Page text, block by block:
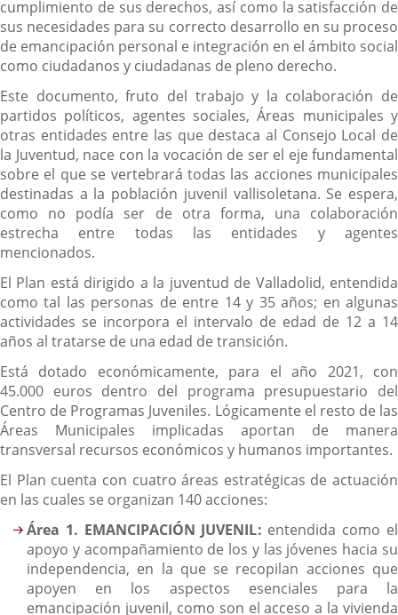
cumplimiento de sus derechos, así como la satisfacción de
sus necesidades para su correcto desarrollo en su proceso
de emancipación personal e integración en el ámbito social
como ciudadanos y ciudadanas de pleno derecho.
Este documento, fruto del trabajo y la colaboración de
partidos políticos, agentes sociales, Áreas municipales y
otras entidades entre las que destaca al Consejo Local de
la Juventud, nace con la vocación de ser el eje fundamental
sobre el que se vertebrará todas las acciones municipales
destinadas a la población juvenil vallisoletana. Se espera,
como no podía ser de otra forma, una colaboración
estrecha entre todas las entidades y agentes
mencionados.
El Plan está dirigido a la juventud de Valladolid, entendida
como tal las personas de entre 14 y 35 años; en algunas
actividades se incorpora el intervalo de edad de 12 a 14
años al tratarse de una edad de transición.
Está dotado económicamente, para el año 2021, con
45.000 euros dentro del programa presupuestario del
Centro de Programas Juveniles. Lógicamente el resto de las
Áreas Municipales implicadas aportan de manera
transversal recursos económicos y humanos importantes.
El Plan cuenta con cuatro áreas estratégicas de actuación
en las cuales se organizan 140 acciones:
Área 1. EMANCIPACIÓN JUVENIL: entendida como el
apoyo y acompañamiento de los y las jóvenes hacia su
independencia, en la que se recopilan acciones que
apoyen en los aspectos esenciales para la
emancipación juvenil, como son el acceso a la vivienda